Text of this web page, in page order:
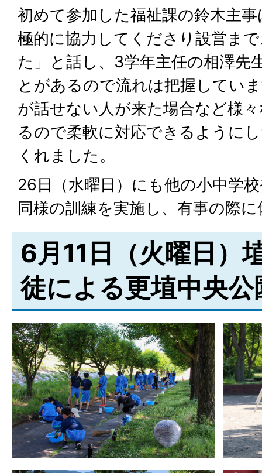
初めて参加した福祉課の鈴木主
極的に協力してくださり設営ま
た」と話し、3学年主任の相澤先
とがあるので流れは把握してい
が話せない人が来た場合など様
るので柔軟に対応できるように
くれました。
26日（水曜日）にも他の小中学
同様の訓練を実施し、有事の際
6月11日（火曜日）
徒による更埴中央公